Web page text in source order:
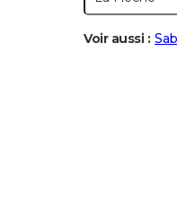
Voir aussi :